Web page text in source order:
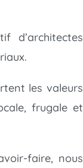
d’architectes
les valeurs
frugale et
faire, nous